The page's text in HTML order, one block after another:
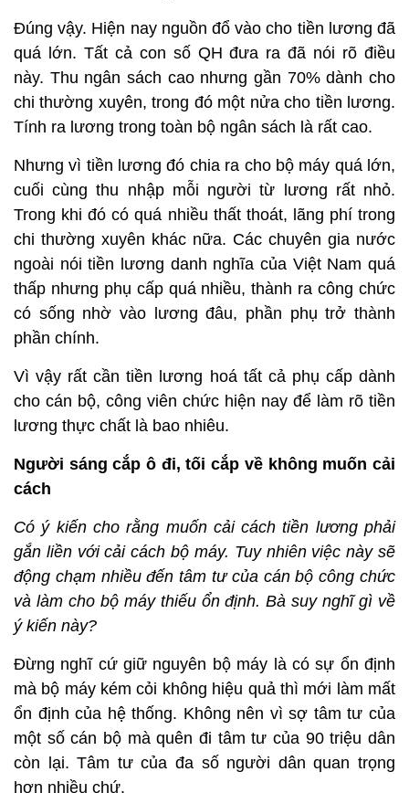
Đúng vậy. Hiện nay nguồn đổ vào cho tiền lương đã
quá lớn. Tất cả con số QH đưa ra đã nói rõ điều
này. Thu ngân sách cao nhưng gần 70% dành cho
chi thường xuyên, trong đó một nửa cho tiền lương.
Tính ra lương trong toàn bộ ngân sách là rất cao.
Nhưng vì tiền lương đó chia ra cho bộ máy quá lớn,
cuối cùng thu nhập mỗi người từ lương rất nhỏ.
Trong khi đó có quá nhiều thất thoát, lãng phí trong
chi thường xuyên khác nữa. Các chuyên gia nước
ngoài nói tiền lương danh nghĩa của Việt Nam quá
thấp nhưng phụ cấp quá nhiều, thành ra công chức
có sống nhờ vào lương đâu, phần phụ trở thành
phần chính.
Vì vậy rất cần tiền lương hoá tất cả phụ cấp dành
cho cán bộ, công viên chức hiện nay để làm rõ tiền
lương thực chất là bao nhiêu.
Người sáng cắp ô đi, tối cắp về không muốn cải
cách
Có ý kiến cho rằng muốn cải cách tiền lương phải
gắn liền với cải cách bộ máy. Tuy nhiên việc này sẽ
động chạm nhiều đến tâm tư của cán bộ công chức
và làm cho bộ máy thiếu ổn định. Bà suy nghĩ gì về
ý kiến này?
Đừng nghĩ cứ giữ nguyên bộ máy là có sự ổn định
mà bộ máy kém cỏi không hiệu quả thì mới làm mất
ổn định của hệ thống. Không nên vì sợ tâm tư của
một số cán bộ mà quên đi tâm tư của 90 triệu dân
còn lại. Tâm tư của đa số người dân quan trọng
hơn nhiều chứ.